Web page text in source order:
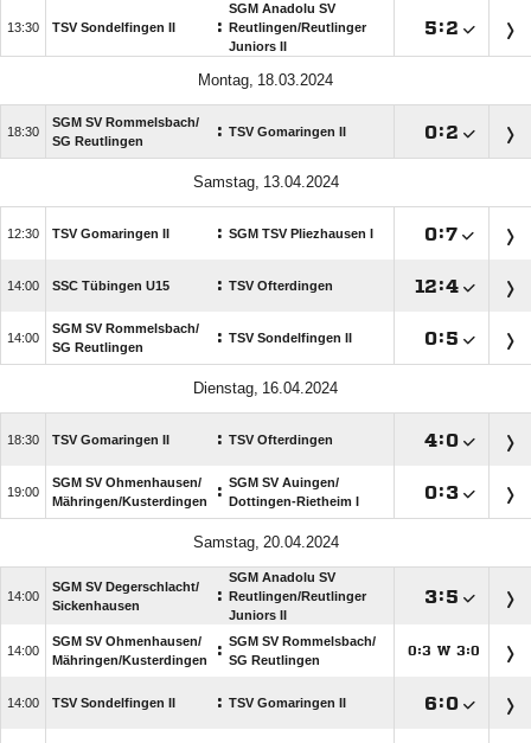
 TSV Sondelfingen II :
SGM Anadolu SV
Reutlingen/​Reutlinger
Juniors II
:
 

SGM SV Rommelsbach/​
SG Reutlingen
: TSV Gomaringen II :
 
 TSV Gomaringen II : SGM TSV Pliezhausen I :
 SSC Tübingen U15 : TSV Ofterdingen :

SGM SV Rommelsbach/​
SG Reutlingen
: TSV Sondelfingen II :
 
 TSV Gomaringen II : TSV Ofterdingen :

SGM SV Ohmenhausen/​
Mähringen/​Kusterdingen
: SGM SV Auingen/​
Dottingen-Rietheim I
:
 

SGM SV Degerschlacht/​
Sickenhausen
:
SGM Anadolu SV
Reutlingen/​Reutlinger
Juniors II
:

SGM SV Ohmenhausen/​
Mähringen/​Kusterdingen
: SGM SV Rommelsbach/​
SG Reutlingen
: W:
 TSV Sondelfingen II : TSV Gomaringen II :